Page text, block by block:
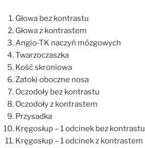
Głowa bez kontrastu
Głowa z kontrastem
Angio-TK naczyń mózgowych
Twarzoczaszka
Kość skroniowa
Zatoki oboczne nosa
Oczodoły bez kontrastu
Oczodoły z kontrastem
Przysadka
Kręgosłup – 1 odcinek bez kontrastu
Kręgosłup – 1 odcinek z kontrastem